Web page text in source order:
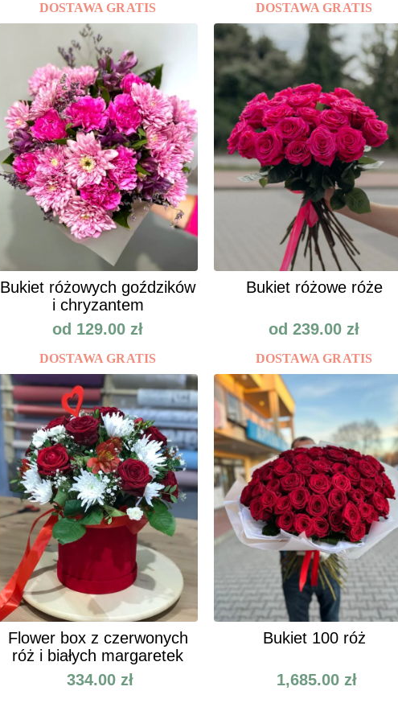
DOSTAWA GRATIS DOSTAWA GRATIS
Bukiet różowych goździków
i chryzantem
od 129.00 zł
DOSTAWA GRATIS
Bukiet różowe róże
od 239.00 zł
DOSTAWA GRATIS
Flower box z czerwonych
róż i białych margaretek
334.00 zł
Bukiet 100 róż
1,685.00 zł